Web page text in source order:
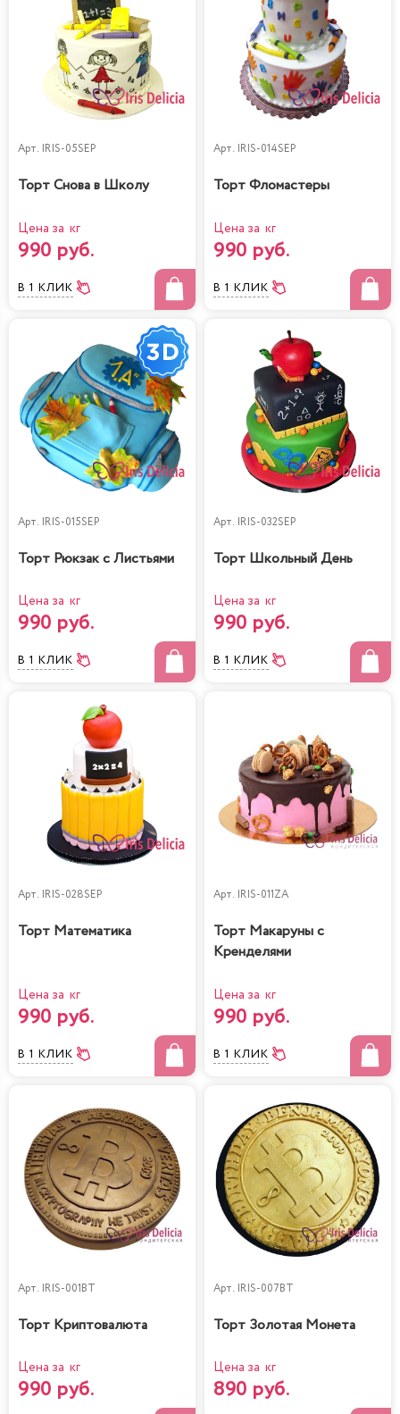
Арт. IRIS-05SEP
Торт Снова в Школу
Цена за кг
990 руб.
В 1 КЛИК
Арт. IRIS-014SEP
Торт Фломастеры
Цена за кг
990 руб.
В 1 КЛИК
Арт. IRIS-015SEP
Торт Рюкзак с Листьями
Цена за кг
990 руб.
В 1 КЛИК
Арт. IRIS-032SEP
Торт Школьный День
Цена за кг
990 руб.
В 1 КЛИК
Арт. IRIS-028SEP
Торт Математика
Цена за кг
990 руб.
В 1 КЛИК
Арт. IRIS-011ZA
Торт Макаруны с
Кренделями
Цена за кг
990 руб.
В 1 КЛИК
Арт. IRIS-001BT
Торт Криптовалюта
Цена за кг
990 руб.
Арт. IRIS-007BT
Торт Золотая Монета
Цена за кг
890 руб.